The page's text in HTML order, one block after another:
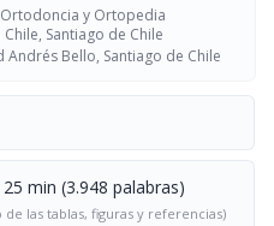
y Ortopedia
Santiago de Chile
Bello, Santiago de Chile
min (3.948 palabras)
las tablas, figuras y referencias)